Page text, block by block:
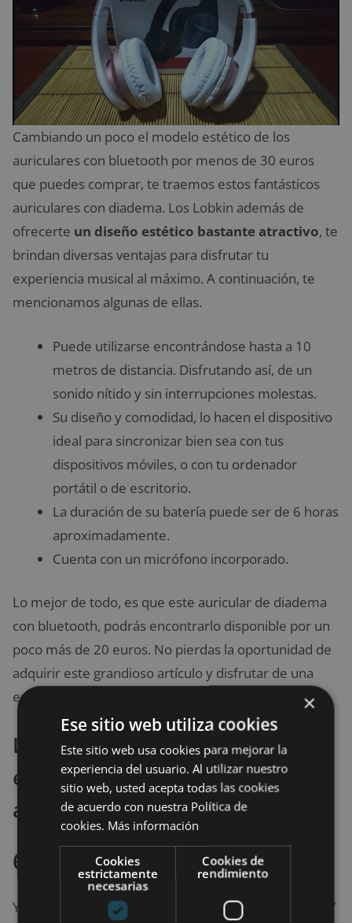
Cambiando un poco el modelo estético de los
auriculares con bluetooth por menos de 30 euros
que puedes comprar, te traemos estos fantásticos
auriculares con diadema. Los Lobkin además de
ofrecerte un diseño estético bastante atractivo, te
brindan diversas ventajas para disfrutar tu
experiencia musical al máximo. A continuación, te
mencionamos algunas de ellas.
Puede utilizarse encontrándose hasta a 10
metros de distancia. Disfrutando así, de un
sonido nítido y sin interrupciones molestas.
Su diseño y comodidad, lo hacen el dispositivo
ideal para sincronizar bien sea con tus
dispositivos móviles, o con tu ordenador
portátil o de escritorio.
La duración de su batería puede ser de 6 horas
aproximadamente.
Cuenta con un micrófono incorporado.
Lo mejor de todo, es que este auricular de diadema
con bluetooth, podrás encontrarlo disponible por un
poco más de 20 euros. No pierdas la oportunidad de
adquirir este grandioso artículo y disfrutar de una
experiencia fantástica con la música.
La mejor oferta que hemos
encontrado para comprar estos
auriculares
6. Cascos Mpow H7
Ya casi nos acercamos al final de esta lista sobre los 7
×
Ese sitio web utiliza cookies
Este sitio web usa cookies para mejorar la
experiencia del usuario. Al utilizar nuestro
sitio web, usted acepta todas las cookies
de acuerdo con nuestra Política de
cookies. Más información
Cookies
estrictamente
necesarias
Cookies de
rendimiento